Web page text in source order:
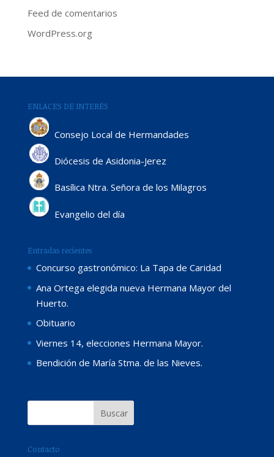
Feed de comentarios
WordPress.org
ENLACES DE INTERÉS
Consejo Local de Hermandades
Diócesis de Asidonia-Jerez
Basílica Ntra. Señora de los Milagros
Evangelio del día
Entradas recientes
Concurso gastronómico: La Tapa de Caridad
Ana Ortega elegida nueva Hermana Mayor del
Huerto.
Obituario
Viernes 14, elecciones Hermana Mayor.
Bendición de María Stma. de las Nieves.
Contacto